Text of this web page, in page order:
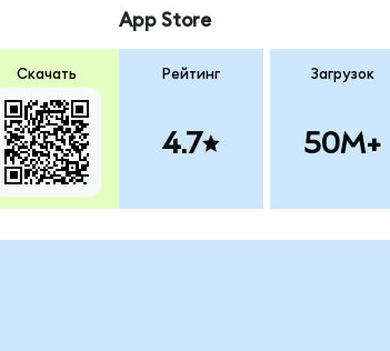
Скачать
App Store
Рейтинг
4.7
Загрузок
50M+